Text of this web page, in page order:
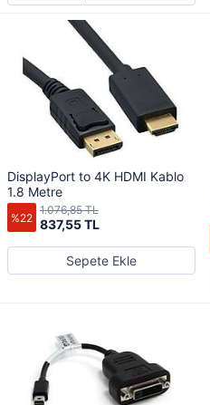
DisplayPort to 4K HDMI Kablo
1.8 Metre
%22 837,55 TL
1.076,85 TL
Sepete Ekle